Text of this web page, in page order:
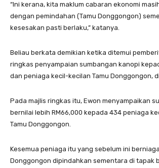
“Ini kerana, kita maklum cabaran ekonomi
dengan pemindahan (Tamu Donggongon)
kesesakan pasti berlaku,” katanya.
Beliau berkata demikian ketika ditemui
ringkas penyampaian sumbangan kanopi
dan peniaga kecil-kecilan Tamu Donggongon,
Pada majlis ringkas itu, Ewon menyampaikan
bernilai lebih RM66,000 kepada 434 peniaga
Tamu Donggongon.
Kesemua peniaga itu yang sebelum ini
Donggongon dipindahkan sementara di tapak